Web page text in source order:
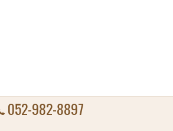
052-982-8897